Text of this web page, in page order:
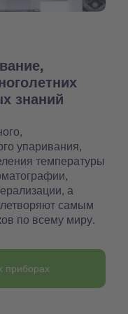
знаний
упаривания,
температуры
а
самым
по всему миру.
приборах